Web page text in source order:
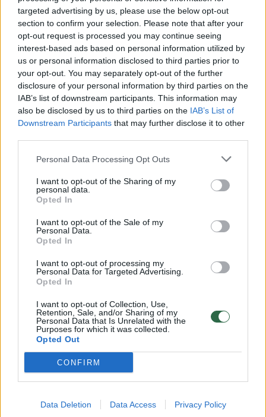
targeted advertising by us, please use the below opt-out
section to confirm your selection. Please note that after your
opt-out request is processed you may continue seeing
interest-based ads based on personal information utilized by
us or personal information disclosed to third parties prior to
your opt-out. You may separately opt-out of the further
disclosure of your personal information by third parties on the
IAB’s list of downstream participants. This information may
also be disclosed by us to third parties on the IAB’s List of
Downstream Participants that may further disclose it to other
Personal Data Processing Opt Outs
I want to opt-out of the Sharing of my
personal data.
Opted In
I want to opt-out of the Sale of my
Personal Data.
Opted In
I want to opt-out of processing my
Personal Data for Targeted Advertising.
Opted In
I want to opt-out of Collection, Use,
Retention, Sale, and/or Sharing of my
Personal Data that Is Unrelated with the
Purposes for which it was collected.
Opted Out
CONFIRM
Data Deletion Data Access Privacy Policy
Daugiau nuotraukų (31)